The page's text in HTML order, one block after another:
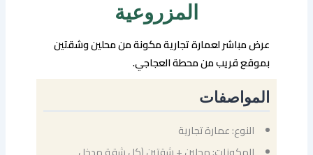
المزروعية
عرض مباشر لعمارة تجارية مكونة من محلين وشقتين
بموقع قريب من محطة العجاجي.
المواصفات
النوع: عمارة تجارية